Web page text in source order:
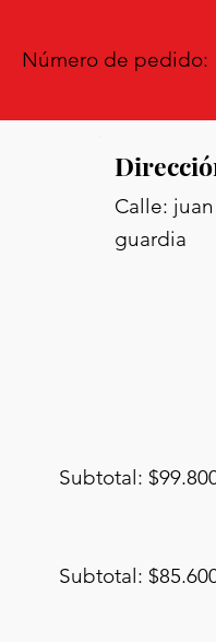
Número de pedido:
Calle:
guardia
Subtotal:
Subtotal: